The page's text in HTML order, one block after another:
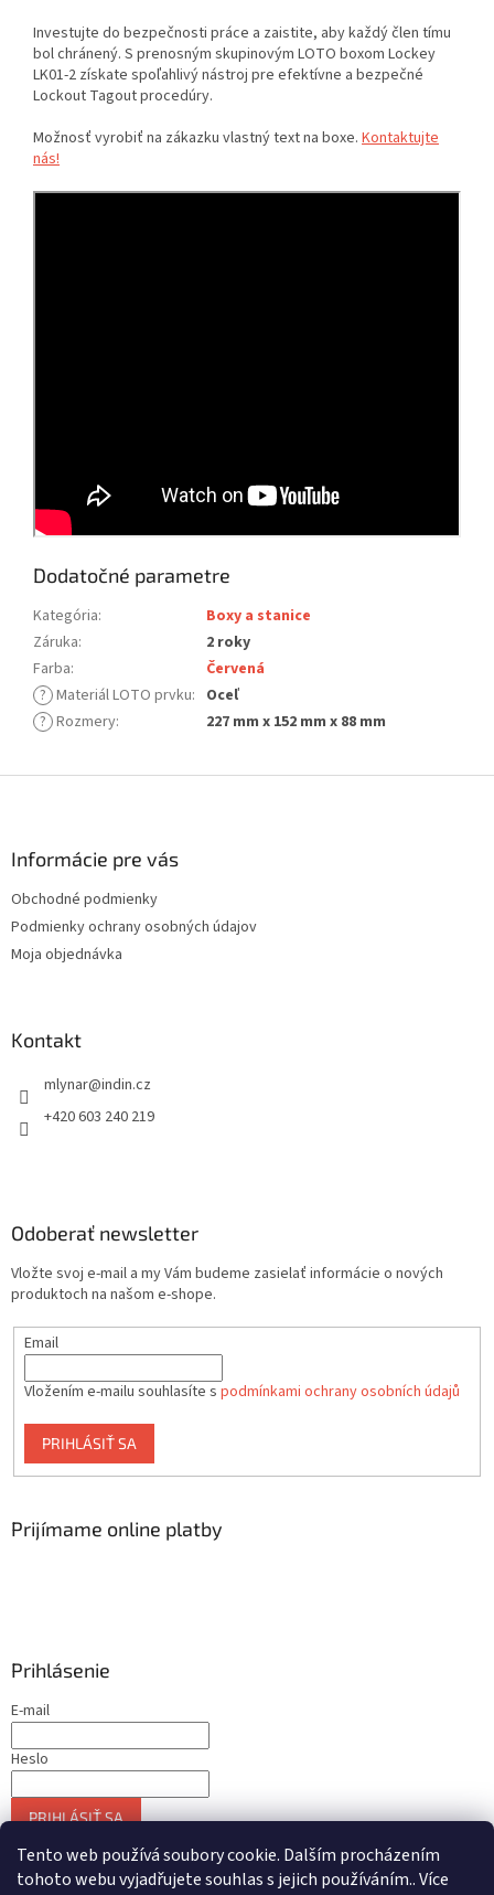
Tento web používá soubory cookie. Dalším procházením
tohoto webu vyjadřujete souhlas s jejich používáním.. Více
Investujte do bezpečnosti práce a zaistite, aby každý člen tímu
bol chránený. S prenosným skupinovým LOTO boxom Lockey
LK01-2 získate spoľahlivý nástroj pre efektívne a bezpečné
Lockout Tagout procedúry.
Možnosť vyrobiť na zákazku vlastný text na boxe. Kontaktujte
nás!
Dodatočné parametre
Kategória:
Boxy a stanice
Záruka:
2 roky
Farba:
Červená
? Materiál LOTO prvku: Oceľ
? Rozmery: 227 mm x 152 mm x 88 mm
Informácie pre vás
Obchodné podmienky
Podmienky ochrany osobných údajov
Moja objednávka
Kontakt
mlynar@indin.cz
+420 603 240 219
Odoberať newsletter
Vložte svoj e-mail a my Vám budeme zasielať informácie o nových
produktoch na našom e-shope.
Email
Vložením e-mailu souhlasíte s podmínkami ochrany osobních údajů
PRIHLÁSIŤ SA
Prijímame online platby
Prihlásenie
E-mail
Heslo
PRIHLÁSIŤ SA
Nová registráciaZabudnuté heslo